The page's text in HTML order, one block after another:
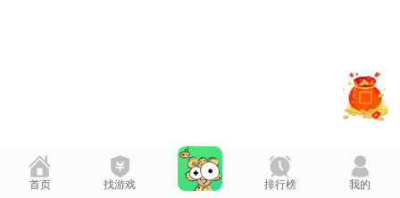
首页 找游戏 排行榜 我的